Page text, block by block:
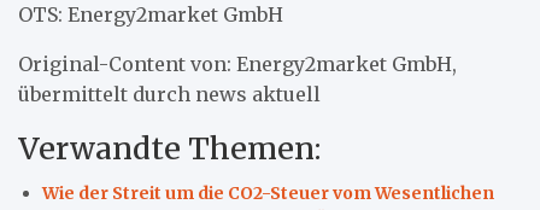
OTS: Energy2market GmbH
Original-Content von: Energy2market GmbH,
übermittelt durch news aktuell
Verwandte Themen:
Wie der Streit um die CO2-Steuer vom Wesentlichen